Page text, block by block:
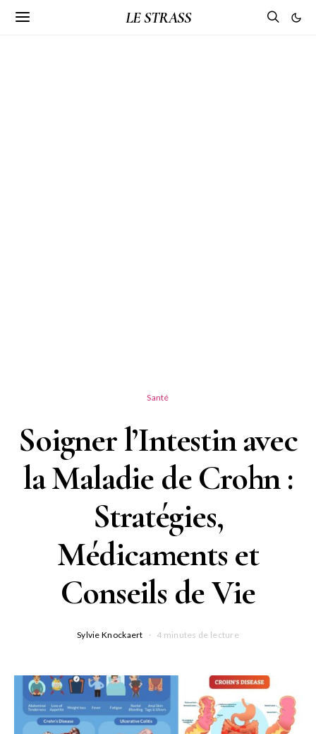
LE STRASS
Santé
Soigner l’Intestin avec
la Maladie de Crohn :
Stratégies,
Médicaments et
Conseils de Vie
Sylvie Knockaert 4 minutes de lecture